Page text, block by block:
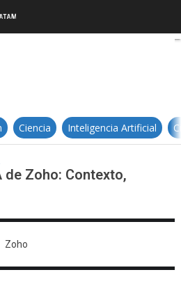
estrategia de IA de Zoho:
Ciencia Inteligencia Artificial
Zoho: Contexto,
Zoho